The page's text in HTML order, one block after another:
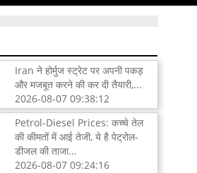
Iran ने होर्मुज स्ट्रेट पर अपनी पकड़
और मजबूत करने की कर दी तैयारी,...
2026-08-07 09:38:12
Petrol-Diesel Prices: कच्चे तेल
की कीमतों में आई तेजी, ये है पेट्रोल-
डीजल की ताजा...
2026-08-07 09:24:16